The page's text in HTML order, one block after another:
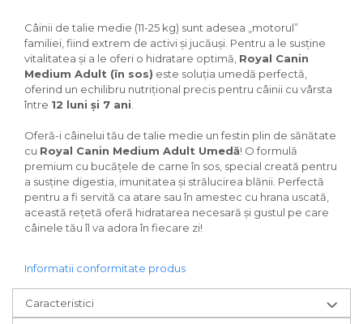
Câinii de talie medie (11-25 kg) sunt adesea „motorul”
familiei, fiind extrem de activi și jucăuși. Pentru a le susține
vitalitatea și a le oferi o hidratare optimă, Royal Canin
Medium Adult (în sos) este soluția umedă perfectă,
oferind un echilibru nutrițional precis pentru câinii cu vârsta
între 12 luni și 7 ani
Oferă-i câinelui tău de talie medie un festin plin de sănătate
cu Royal Canin Medium Adult Umedă! O formulă
premium cu bucățele de carne în sos, special creată pentru
a susține digestia, imunitatea și strălucirea blănii. Perfectă
pentru a fi servită ca atare sau în amestec cu hrana uscată,
această rețetă oferă hidratarea necesară și gustul pe care
câinele tău îl va adora în fiecare zi!
Informatii conformitate produs
Caracteristici